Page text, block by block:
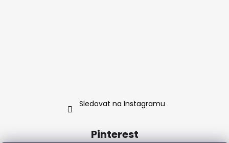
Sledovat na Instagramu
Pinterest